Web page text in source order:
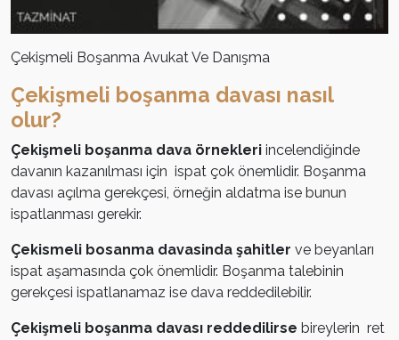
Çekişmeli Boşanma Avukat Ve Danışma
Çekişmeli boşanma davası nasıl
olur?
Çekişmeli boşanma dava örnekleri incelendiğinde
davanın kazanılması için ispat çok önemlidir. Boşanma
davası açılma gerekçesi, örneğin aldatma ise bunun
ispatlanması gerekir.
Çekismeli bosanma davasinda şahitler ve beyanları
ispat aşamasında çok önemlidir. Boşanma talebinin
gerekçesi ispatlanamaz ise dava reddedilebilir.
Çekişmeli boşanma davası reddedilirse bireylerin ret